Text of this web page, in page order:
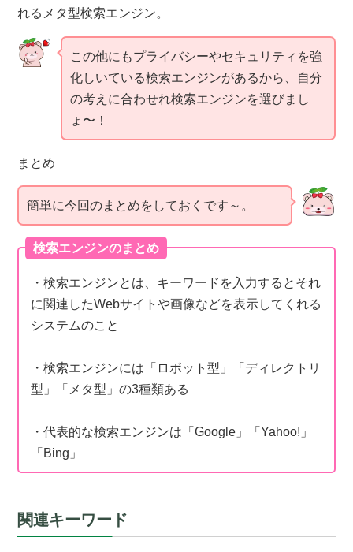
れるメタ型検索エンジン。
この他にもプライバシーやセキュリティを強
化しいている検索エンジンがあるから、自分
の考えに合わせれ検索エンジンを選びまし
ょ〜！
まとめ
簡単に今回のまとめをしておくです～。
検索エンジンのまとめ
・検索エンジンとは、キーワードを入力するとそれ
に関連したWebサイトや画像などを表示してくれる
システムのこと
・検索エンジンには「ロボット型」「ディレクトリ
型」「メタ型」の3種類ある
・代表的な検索エンジンは「Google」「Yahoo!」
「Bing」
関連キーワード